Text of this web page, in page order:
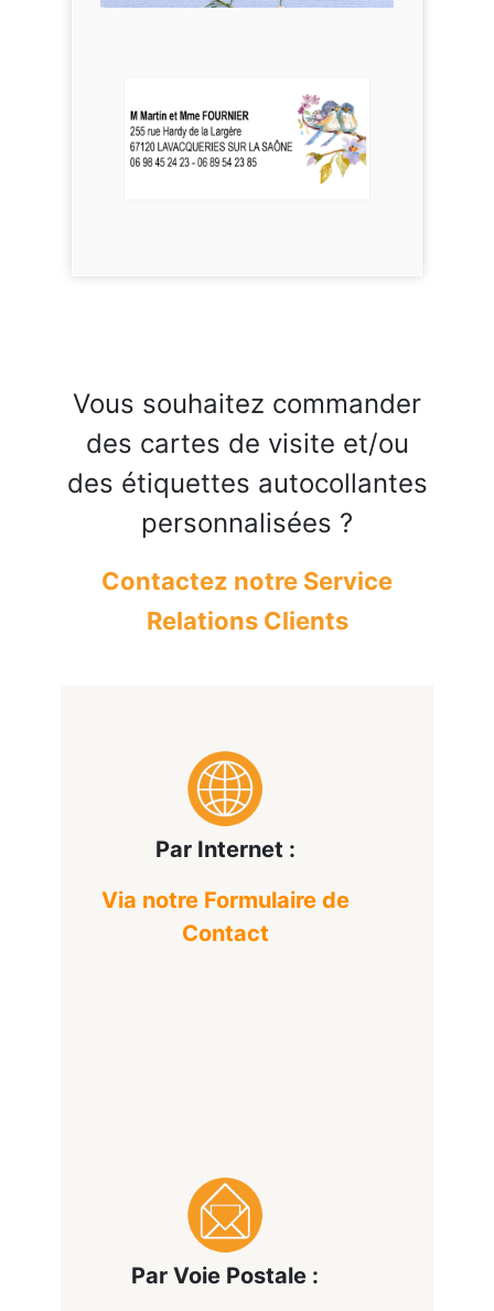
Vous souhaitez commander
des cartes de visite et/ou
des étiquettes autocollantes
personnalisées ?
Contactez notre Service
Relations Clients
Par Internet :
Via notre Formulaire de
Contact
Par Voie Postale :